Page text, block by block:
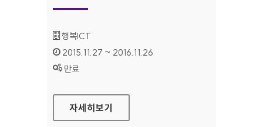
기관명 :
행복ICT
인증기간 :
2015.11.27 ~ 2016.11.26
상태 :
만료
세상 SK 프로보노 홈페이지
자세히보기